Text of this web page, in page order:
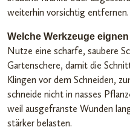
weiterhin vorsichtig entfernen.
Welche Werkzeuge
Nutze eine scharfe, saubere
Gartenschere, damit die
Klingen vor dem Schneiden,
schneide nicht in nasses
weil ausgefranste Wunden
stärker belasten.